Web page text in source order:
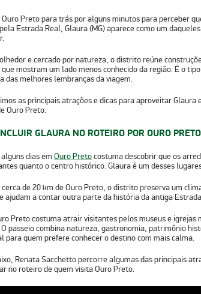
Ouro Pretopara trás por alguns minutos para perceber
Estrada Real, Glaura (MG)aparece como um
e cercado por natureza, o distrito reúne
que mostram um lado menos conhecido da região. É o
das melhores lembranças da viagem.
asprincipais atrações e dicas para aproveitar Glaura
Ouro Preto.
GLAURA NO ROTEIRO POR OURO
dias em Ouro Pretocostuma descobrir que os
quanto o centro histórico. Glaura é um desses
de20 km de Ouro Preto, o distrito preserva um
ajudam a contar outra parte da história da antiga
Preto costuma atrair visitantes pelos museus e igrejas
passeio combina natureza, gastronomia, patrimônio
para quem prefere conhecer o destino com mais calma.
Renata Sacchettopercorre algumas das principais
no roteiro de quem visita Ouro Preto.